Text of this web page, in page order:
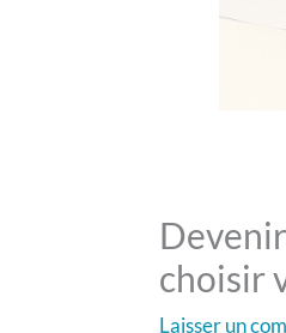
choisir
Laisser un